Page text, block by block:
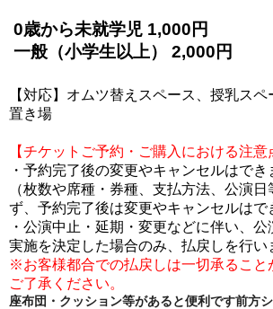
0歳から未就学児 1,000円
一般（小学生以上） 2,000円
【対応】オムツ替えスペース、授乳ス
置き場
【チケットご予約・ご購入における注意
・予約完了後の変更やキャンセルはでき
（枚数や席種・券種、支払方法、公演
ず、予約完了後は変更やキャンセルはで
・公演中止・延期・変更などに伴い、
実施を決定した場合のみ、払戻しを行い
※お客様都合での払戻しは一切承ること
ご了承ください。
座布団・クッション等があると便利です前方